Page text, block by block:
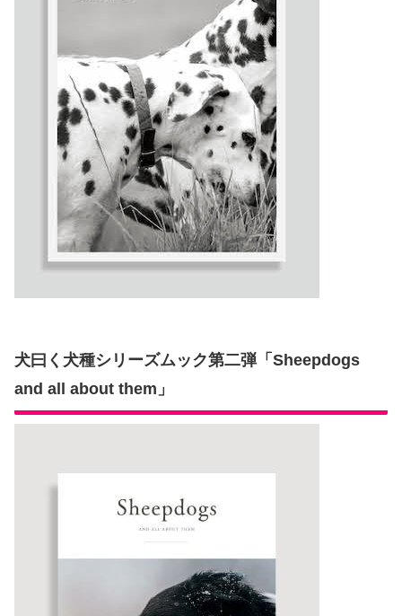
犬曰く犬種シリーズムック第二弾「Sheepdogs
and all about them」